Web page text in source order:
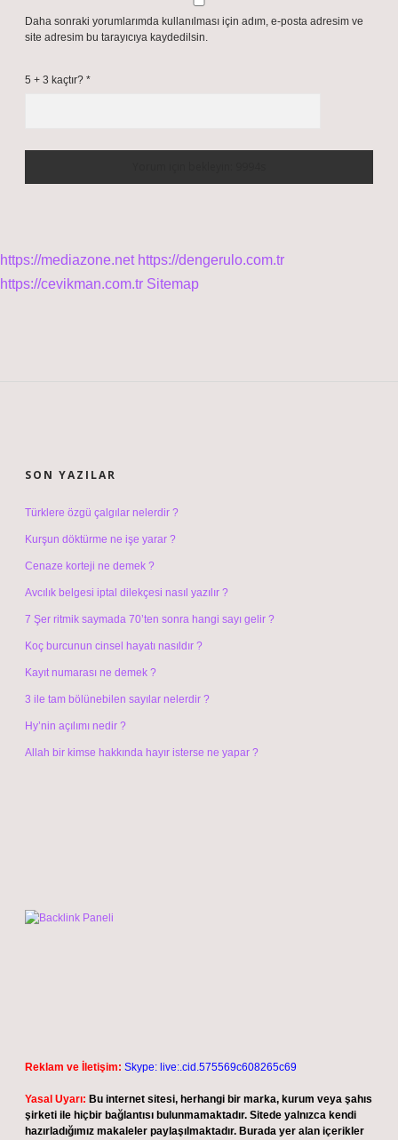
Daha sonraki yorumlarımda kullanılması için adım, e-posta adresim ve
site adresim bu tarayıcıya kaydedilsin.
5 + 3 kaçtır? *
https://mediazone.net https://dengerulo.com.tr
https://cevikman.com.tr Sitemap
SON YAZILAR
Türklere özgü çalgılar nelerdir ?
Kurşun döktürme ne işe yarar ?
Cenaze korteji ne demek ?
Avcılık belgesi iptal dilekçesi nasıl yazılır ?
7 Şer ritmik saymada 70’ten sonra hangi sayı gelir ?
Koç burcunun cinsel hayatı nasıldır ?
Kayıt numarası ne demek ?
3 ile tam bölünebilen sayılar nelerdir ?
Hy’nin açılımı nedir ?
Allah bir kimse hakkında hayır isterse ne yapar ?
Reklam ve İletişim: Skype: live:.cid.575569c608265c69
Yasal Uyarı: Bu internet sitesi, herhangi bir marka, kurum veya şahıs
şirketi ile hiçbir bağlantısı bulunmamaktadır. Sitede yalnızca kendi
hazırladığımız makaleler paylaşılmaktadır. Burada yer alan içerikler